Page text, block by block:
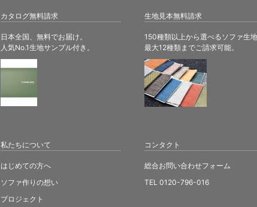
カタログ無料請求
日本全国、無料でお届け。
人気No.1生地サンプル付き。
生地見本無料請求
150種類以上から選べるソファ生地
最大12種類までご請求可能。
私たちについて
はじめての方へ
ソファ作りの想い
プロジェクト
コンタクト
総合お問い合わせフォーム
TEL 0120-796-016